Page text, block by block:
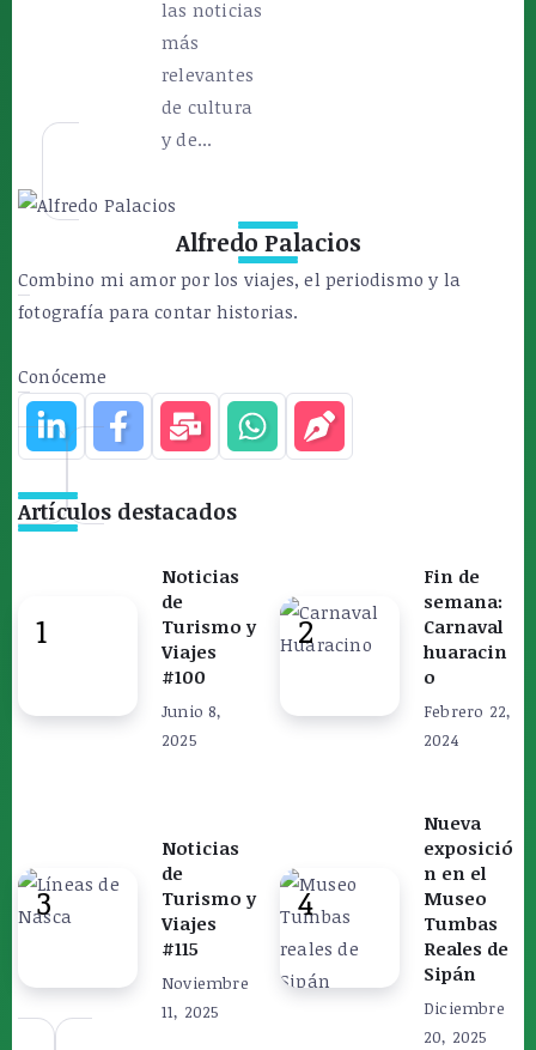
las noticias
más
relevantes
de cultura
y de...
Alfredo Palacios
Combino mi amor por los viajes, el periodismo y la
fotografía para contar historias.
Conóceme
Artículos destacados
Noticias
de
Turismo y
Viajes
#100
Junio 8,
2025
Fin de
semana:
Carnaval
huaracin
o
Febrero 22,
2024
Noticias
de
Turismo y
Viajes
#115
Noviembre
11, 2025
Nueva
exposició
n en el
Museo
Tumbas
Reales de
Sipán
Diciembre
20, 2025